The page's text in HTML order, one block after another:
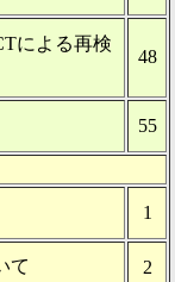
による再検
48
55
1
て 2